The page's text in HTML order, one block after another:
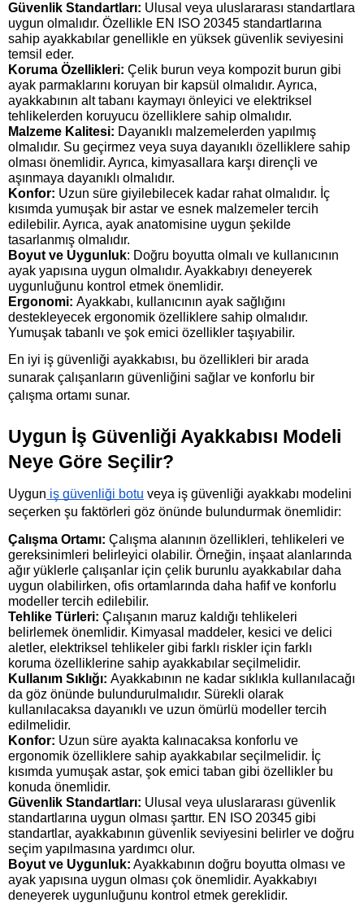
Güvenlik Standartları: Ulusal veya uluslararası standartlara
uygun olmalıdır. Özellikle EN ISO 20345 standartlarına
sahip ayakkabılar genellikle en yüksek güvenlik seviyesini
temsil eder.
Koruma Özellikleri: Çelik burun veya kompozit burun gibi
ayak parmaklarını koruyan bir kapsül olmalıdır. Ayrıca,
ayakkabının alt tabanı kaymayı önleyici ve elektriksel
tehlikelerden koruyucu özelliklere sahip olmalıdır.
Malzeme Kalitesi: Dayanıklı malzemelerden yapılmış
olmalıdır. Su geçirmez veya suya dayanıklı özelliklere sahip
olması önemlidir. Ayrıca, kimyasallara karşı dirençli ve
aşınmaya dayanıklı olmalıdır.
Konfor: Uzun süre giyilebilecek kadar rahat olmalıdır. İç
kısımda yumuşak bir astar ve esnek malzemeler tercih
edilebilir. Ayrıca, ayak anatomisine uygun şekilde
tasarlanmış olmalıdır.
Boyut ve Uygunluk: Doğru boyutta olmalı ve kullanıcının
ayak yapısına uygun olmalıdır. Ayakkabıyı deneyerek
uygunluğunu kontrol etmek önemlidir.
Ergonomi: Ayakkabı, kullanıcının ayak sağlığını
destekleyecek ergonomik özelliklere sahip olmalıdır.
Yumuşak tabanlı ve şok emici özellikler taşıyabilir.
En iyi iş güvenliği ayakkabısı, bu özellikleri bir arada
sunarak çalışanların güvenliğini sağlar ve konforlu bir
çalışma ortamı sunar.
Uygun İş Güvenliği Ayakkabısı Modeli
Neye Göre Seçilir?
Uygun iş güvenliği botu veya iş güvenliği ayakkabı modelini
seçerken şu faktörleri göz önünde bulundurmak önemlidir:
Çalışma Ortamı: Çalışma alanının özellikleri, tehlikeleri ve
gereksinimleri belirleyici olabilir. Örneğin, inşaat alanlarında
ağır yüklerle çalışanlar için çelik burunlu ayakkabılar daha
uygun olabilirken, ofis ortamlarında daha hafif ve konforlu
modeller tercih edilebilir.
Tehlike Türleri: Çalışanın maruz kaldığı tehlikeleri
belirlemek önemlidir. Kimyasal maddeler, kesici ve delici
aletler, elektriksel tehlikeler gibi farklı riskler için farklı
koruma özelliklerine sahip ayakkabılar seçilmelidir.
Kullanım Sıklığı: Ayakkabının ne kadar sıklıkla kullanılacağı
da göz önünde bulundurulmalıdır. Sürekli olarak
kullanılacaksa dayanıklı ve uzun ömürlü modeller tercih
edilmelidir.
Konfor: Uzun süre ayakta kalınacaksa konforlu ve
ergonomik özelliklere sahip ayakkabılar seçilmelidir. İç
kısımda yumuşak astar, şok emici taban gibi özellikler bu
konuda önemlidir.
Güvenlik Standartları: Ulusal veya uluslararası güvenlik
standartlarına uygun olması şarttır. EN ISO 20345 gibi
standartlar, ayakkabının güvenlik seviyesini belirler ve doğru
seçim yapılmasına yardımcı olur.
Boyut ve Uygunluk: Ayakkabının doğru boyutta olması ve
ayak yapısına uygun olması çok önemlidir. Ayakkabıyı
deneyerek uygunluğunu kontrol etmek gereklidir.